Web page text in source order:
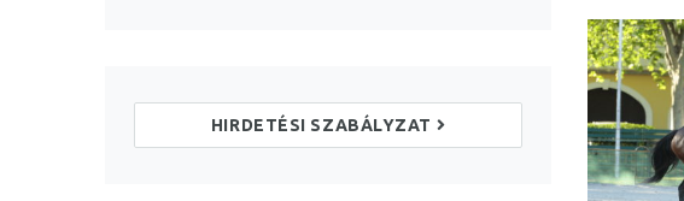
HIRDETÉSI SZABÁLYZAT